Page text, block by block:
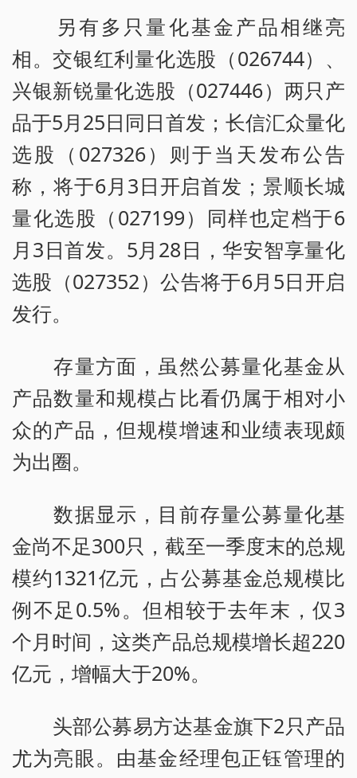
另有多只量化基金产品相继亮
相。交银红利量化选股（026744）、
兴银新锐量化选股（027446）两只产
品于5月25日同日首发；长信汇众量化
选股（027326）则于当天发布公告
称，将于6月3日开启首发；景顺长城
量化选股（027199）同样也定档于6
月3日首发。5月28日，华安智享量化
选股（027352）公告将于6月5日开启
发行。
存量方面，虽然公募量化基金从
产品数量和规模占比看仍属于相对小
众的产品，但规模增速和业绩表现颇
为出圈。
数据显示，目前存量公募量化基
金尚不足300只，截至一季度末的总规
模约1321亿元，占公募基金总规模比
例不足0.5%。但相较于去年末，仅3
个月时间，这类产品总规模增长超220
亿元，增幅大于20%。
头部公募易方达基金旗下2只产品
尤为亮眼。由基金经理包正钰管理的